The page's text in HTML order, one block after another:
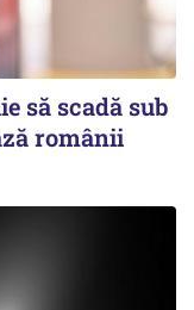
să scadă sub
românii